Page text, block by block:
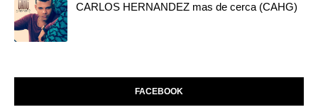
CARLOS HERNANDEZ mas de cerca (CAHG)
FACEBOOK